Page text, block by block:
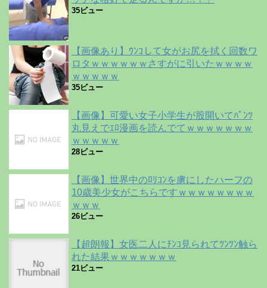
35ビュー
【画像あり】ｳﾝｺして女がお尻を拭く回数ワ
ロタｗｗｗｗｗｗさすがに引いたｗｗｗｗ
ｗｗｗｗｗ
35ビュー
【画像】可愛い女子小学生が股開いてﾊﾟﾝﾂ
丸見えでｴﾛ漫画を読んでてｗｗｗｗｗｗｗ
ｗｗｗｗｗ
28ビュー
【画像】世界中のﾛﾘｺﾝを虜にしたハーフの
10歳美少女がこちらですｗｗｗｗｗｗｗｗ
ｗｗｗ
26ビュー
【超朗報】女医二人にﾁﾝｺ見られてﾂﾝﾂﾝ触ら
れた結果ｗｗｗｗｗｗｗ
21ビュー